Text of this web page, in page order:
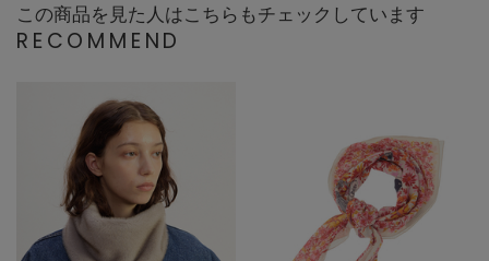
この商品を見た人はこちらもチェックしています
RECOMMEND